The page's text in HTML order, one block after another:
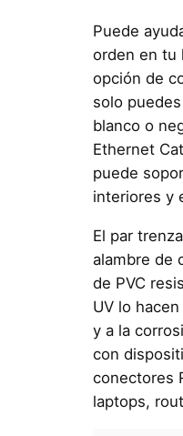
Puede
orden en tu
opción de
solo
blanco o
Ethernet
puede
interiores y
El par
alambre de
de PVC
UV lo
y a la
con
conectores
laptops,